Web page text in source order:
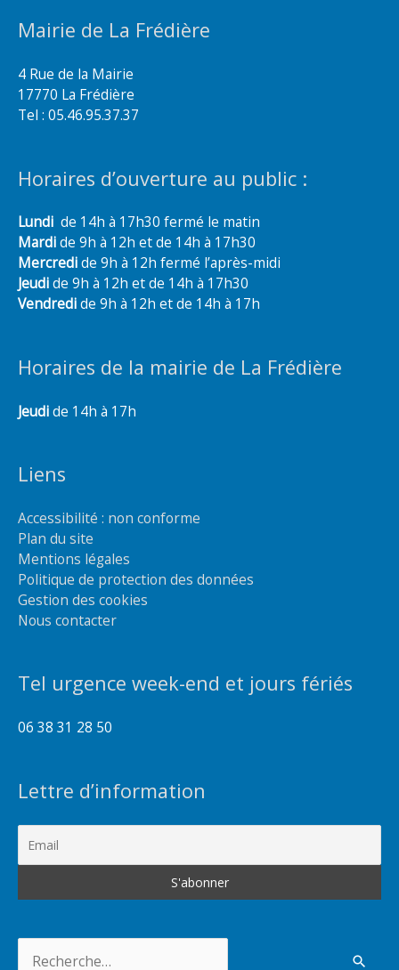
Mairie de La Frédière
4 Rue de la Mairie
17770 La Frédière
Tel : 05.46.95.37.37
Horaires d’ouverture au public :
Lundi de 14h à 17h30 fermé le matin
Mardide 9h à 12h et de 14h à 17h30
Mercredide 9h à 12h fermé l’après-midi
Jeudide 9h à 12h et de 14h à 17h30
Vendredide 9h à 12h et de 14h à 17h
Horaires de la mairie de La Frédière
Jeudide 14h à 17h
Liens
Accessibilité : non conforme
Plan du site
Mentions légales
Politique de protection des données
Gestion des cookies
Nous contacter
Tel urgence week-end et jours fériés
06 38 31 28 50
Lettre d’information